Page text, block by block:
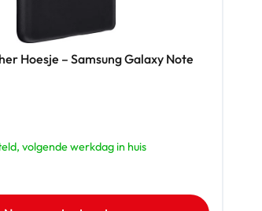
Hoesje – Samsung Galaxy Note
volgende werkdag in huis